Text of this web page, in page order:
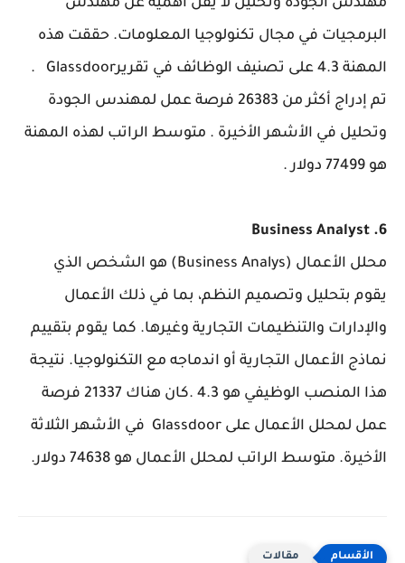
البرمجيات في مجال تكنولوجيا المعلومات. حققت هذه
المهنة 4.3 على تصنيف الوظائف في تقريرGlassdoor .
تم إدراج أكثر من 26383 فرصة عمل لمهندس الجودة
وتحليل في الأشهر الأخيرة . متوسط الراتب لهذه المهنة
هو 77499 دولار .
6. Business Analyst
محلل الأعمال (Business Analys) هو الشخص الذي
يقوم بتحليل وتصميم النظم، بما في ذلك الأعمال
والإدارات والتنظيمات التجارية وغيرها. كما يقوم بتقييم
نماذج الأعمال التجارية أو اندماجه مع التكنولوجيا. نتيجة
هذا المنصب الوظيفي هو 4.3 .كان هناك 21337 فرصة
عمل لمحلل الأعمال على Glassdoor في الأشهر الثلاثة
الأخيرة. متوسط الراتب لمحلل الأعمال هو 74638 دولار.
مقالات